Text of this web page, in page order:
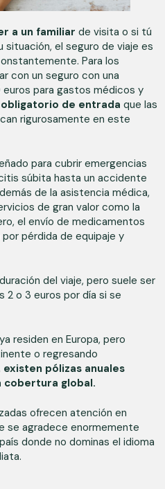
a un familiar de visita o si tú
el seguro de viaje es
Para los
con un seguro con una
para gastos médicos y
de entrada que las
rigurosamente en este
para cubrir emergencias
súbita hasta un accidente
de la asistencia médica,
de gran valor como la
el envío de medicamentos
pérdida de equipaje y
del viaje, pero suele ser
2 o 3 euros por día si se
residen en Europa, pero
o regresando
existen pólizas anuales
cobertura global.
ofrecen atención en
se agradece enormemente
donde no dominas el idioma